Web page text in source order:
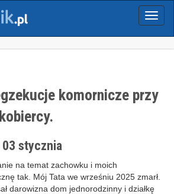
Menu
komornicze przy
stycznia
na temat zachowku i moich
tak. Mój Tata we wrześniu 2025 zmarł.
darowizna dom jednorodzinny i działkę